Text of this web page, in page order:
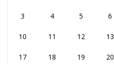
3 4 5 6
10 11 12 13
17 18 19 20